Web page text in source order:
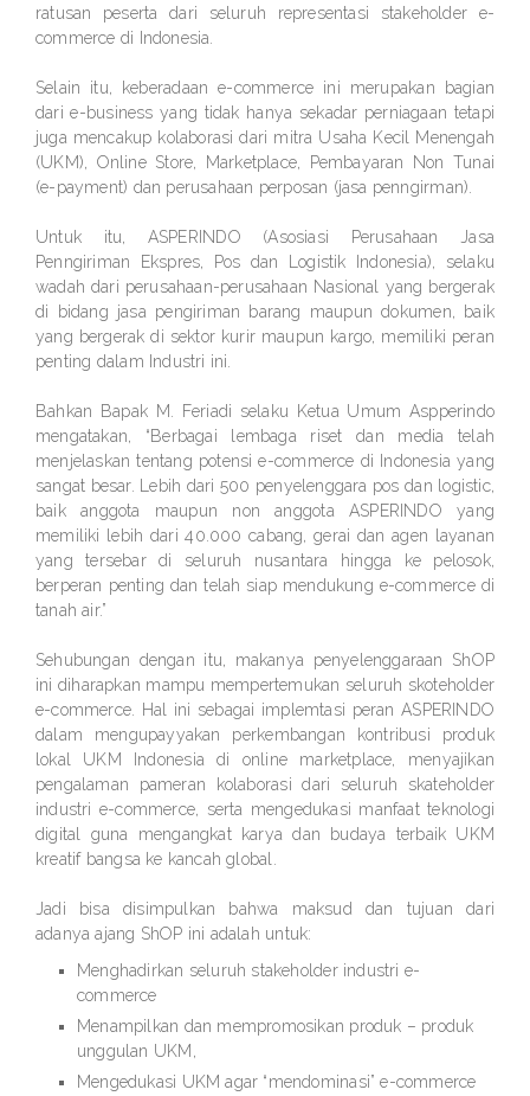
ratusan peserta dari seluruh representasi stakeholder e-
commerce di Indonesia.
Selain itu, keberadaan e-commerce ini merupakan bagian
dari e-business yang tidak hanya sekadar perniagaan tetapi
juga mencakup kolaborasi dari mitra Usaha Kecil Menengah
(UKM), Online Store, Marketplace, Pembayaran Non Tunai
(e-payment) dan perusahaan perposan (jasa penngirman).
Untuk itu, ASPERINDO (Asosiasi Perusahaan Jasa
Penngiriman Ekspres, Pos dan Logistik Indonesia), selaku
wadah dari perusahaan-perusahaan Nasional yang bergerak
di bidang jasa pengiriman barang maupun dokumen, baik
yang bergerak di sektor kurir maupun kargo, memiliki peran
penting dalam Industri ini.
Bahkan Bapak M. Feriadi selaku Ketua Umum Aspperindo
mengatakan, “Berbagai lembaga riset dan media telah
menjelaskan tentang potensi e-commerce di Indonesia yang
sangat besar. Lebih dari 500 penyelenggara pos dan logistic,
baik anggota maupun non anggota ASPERINDO yang
memiliki lebih dari 40.000 cabang, gerai dan agen layanan
yang tersebar di seluruh nusantara hingga ke pelosok,
berperan penting dan telah siap mendukung e-commerce di
tanah air.”
Sehubungan dengan itu, makanya penyelenggaraan ShOP
ini diharapkan mampu mempertemukan seluruh skoteholder
e-commerce. Hal ini sebagai implemtasi peran ASPERINDO
dalam mengupayyakan perkembangan kontribusi produk
lokal UKM Indonesia di online marketplace, menyajikan
pengalaman pameran kolaborasi dari seluruh skateholder
industri e-commerce, serta mengedukasi manfaat teknologi
digital guna mengangkat karya dan budaya terbaik UKM
kreatif bangsa ke kancah global.
Jadi bisa disimpulkan bahwa maksud dan tujuan dari
adanya ajang ShOP ini adalah untuk:
Menghadirkan seluruh stakeholder industri e-
commerce
Menampilkan dan mempromosikan produk – produk
unggulan UKM,
Mengedukasi UKM agar “mendominasi” e-commerce